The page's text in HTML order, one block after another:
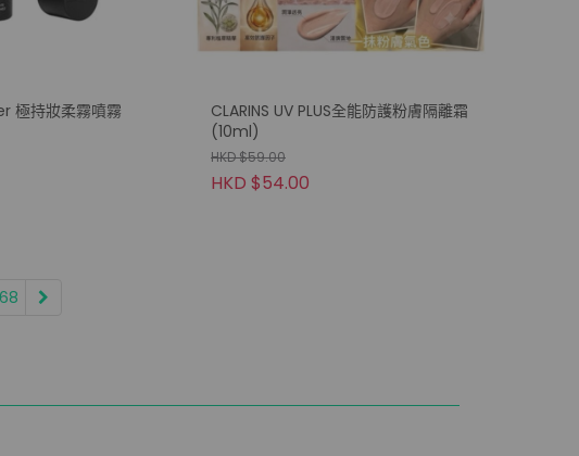
極持妝柔霧噴霧
CLARINS UV PLUS全能防護粉膚隔離霜
(10ml)
HKD $59.00
HKD $54.00